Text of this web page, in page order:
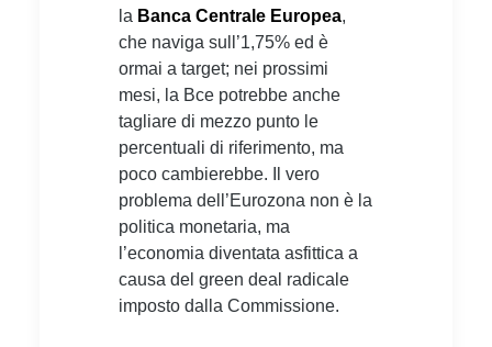
la Banca Centrale Europea,
che naviga sull’1,75% ed è
ormai a target; nei prossimi
mesi, la Bce potrebbe anche
tagliare di mezzo punto le
percentuali di riferimento, ma
poco cambierebbe. Il vero
problema dell’Eurozona non è la
politica monetaria, ma
l’economia diventata asfittica a
causa del green deal radicale
imposto dalla Commissione.